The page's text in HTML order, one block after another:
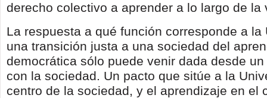
derecho colectivo a aprender a lo largo de la
La respuesta a qué función corresponde a la
una transición justa a una sociedad del
democrática sólo puede venir dada desde
con la sociedad. Un pacto que sitúe a la
centro de la sociedad, y el aprendizaje en el